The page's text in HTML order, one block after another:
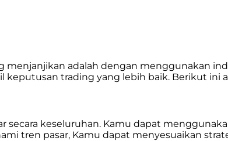
menjanjikan adalah dengan menggunakan
trading yang lebih baik. Berikut ini
keseluruhan. Kamu dapat
tren pasar, Kamu dapat menyesuaikan